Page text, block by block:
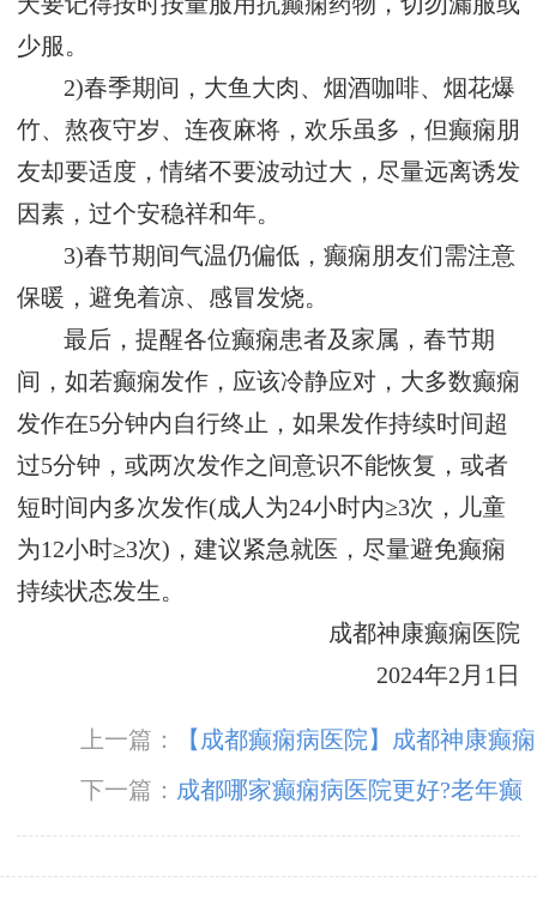
少服。
2)春季期间，大鱼大肉、烟酒咖啡、烟花爆
竹、熬夜守岁、连夜麻将，欢乐虽多，但癫痫朋
友却要适度，情绪不要波动过大，尽量远离诱发
因素，过个安稳祥和年。
3)春节期间气温仍偏低，癫痫朋友们需注意
保暖，避免着凉、感冒发烧。
最后，提醒各位癫痫患者及家属，春节期
间，如若癫痫发作，应该冷静应对，大多数癫痫
发作在5分钟内自行终止，如果发作持续时间超
过5分钟，或两次发作之间意识不能恢复，或者
短时间内多次发作(成人为24小时内≥3次，儿童
为12小时≥3次)，建议紧急就医，尽量避免癫痫
持续状态发生。
成都神康癫痫医院
2024年2月1日
上一篇：
【成都癫痫病医院】成都神康癫痫
医院春节假期正常接诊，健康服务“不放假”!
下一篇： 成都哪家癫痫病医院更好?老年癫
痫还能治好吗